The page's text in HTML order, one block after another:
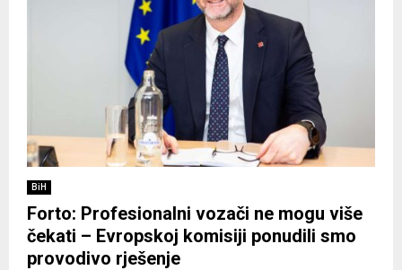
BiH
Forto: Profesionalni vozači ne mogu više
čekati – Evropskoj komisiji ponudili smo
provodivo rješenje